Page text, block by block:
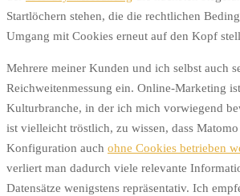
Startlöchern stehen, die die rechtlichen
Umgang mit Cookies erneut auf den Kopf
Mehrere meiner Kunden und ich selbst auch
Reichweitenmessung ein. Online-Marketing
Kulturbranche, in der ich mich vorwiegend
ist vielleicht tröstlich, zu wissen, dass
Konfiguration auch ohne Cookies betrieben
verliert man dadurch viele relevante
Datensätze wenigstens repräsentativ. Ich